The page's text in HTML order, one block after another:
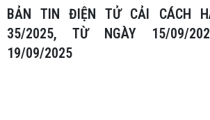
BẢN TIN ĐIỆN TỬ CẢI CÁCH HÀNH CHÍNH SỐ
35/2025, TỪ NGÀY 15/09/
19/09/2025